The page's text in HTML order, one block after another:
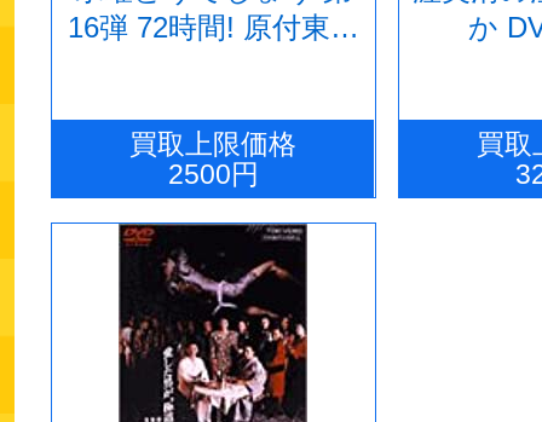
16弾 72時間! 原付東日
ル
買取上限価格
2500円
か
買取